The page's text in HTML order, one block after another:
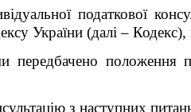
податкової
України (далі – Кодекс),
передбачено положення
з наступних